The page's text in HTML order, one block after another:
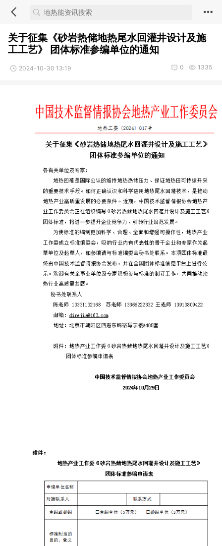
关于征集《砂岩热储地热尾水回灌井设计及施
工工艺》 团体标准参编单位的通知
2024-10-30 13:19 1335
0